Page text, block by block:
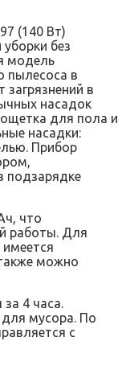
(140 Вт)
без
модель
пылесоса в
загрязнений в
насадок
для пола и
насадки:
Прибор
подзарядке
что
работы. Для
имеется
можно
4 часа.
мусора. По
с